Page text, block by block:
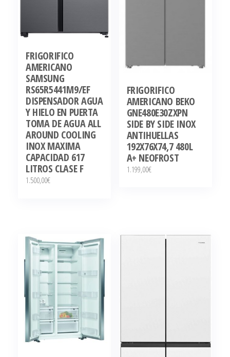
FRIGORIFICO
AMERICANO
SAMSUNG
RS65R5441M9/EF
DISPENSADOR AGUA
Y HIELO EN PUERTA
TOMA DE AGUA ALL
AROUND COOLING
INOX MAXIMA
CAPACIDAD 617
LITROS CLASE F
1.500,00€
FRIGORIFICO
AMERICANO BEKO
GNE480E30ZXPN
SIDE BY SIDE INOX
ANTIHUELLAS
192X76X74,7 480L
A+ NEOFROST
1.199,00€